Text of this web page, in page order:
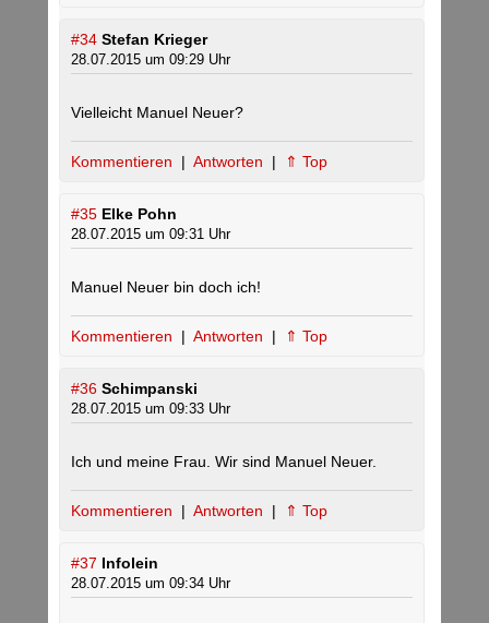
#34 Stefan Krieger
28.07.2015 um 09:29 Uhr
Vielleicht Manuel Neuer?
Kommentieren | Antworten | ⇑ Top
#35 Elke Pohn
28.07.2015 um 09:31 Uhr
Manuel Neuer bin doch ich!
Kommentieren | Antworten | ⇑ Top
#36 Schimpanski
28.07.2015 um 09:33 Uhr
Ich und meine Frau. Wir sind Manuel Neuer.
Kommentieren | Antworten | ⇑ Top
#37 Infolein
28.07.2015 um 09:34 Uhr